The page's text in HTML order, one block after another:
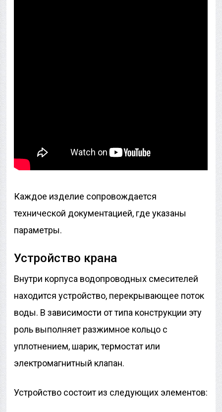
Каждое изделие сопровождается
технической документацией, где указаны
параметры.
Устройство крана
Внутри корпуса водопроводных смесителей
находится устройство, перекрывающее поток
воды. В зависимости от типа конструкции эту
роль выполняет разжимное кольцо с
уплотнением, шарик, термостат или
электромагнитный клапан.
Устройство состоит из следующих элементов: